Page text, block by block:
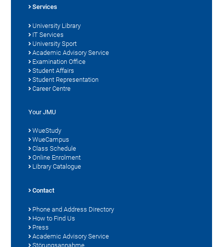
Services
University Library
IT Services
University Sport
Academic Advisory Service
Examination Office
Student Affairs
Student Representation
Career Centre
Your JMU
WueStudy
WueCampus
Class Schedule
Online Enrolment
Library Catalogue
Contact
Phone and Address Directory
How to Find Us
Press
Academic Advisory Service
Störungsannahme